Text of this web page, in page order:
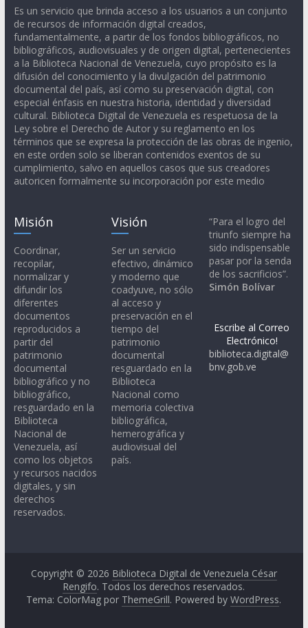
Es un servicio que brinda acceso a los usuarios a un conjunto
de recursos de información digital creados,
fundamentalmente, a partir de los fondos bibliográficos, no
bibliográficos, audiovisuales y de origen digital, pertenecientes
a la Biblioteca Nacional de Venezuela, cuyo propósito es la
difusión del conocimiento y la divulgación del patrimonio
documental del país, así como su preservación digital, con
especial énfasis en nuestra historia, identidad y diversidad
cultural. Biblioteca Digital de Venezuela es respetuosa de la
Ley sobre el Derecho de Autor y su reglamento en los
términos que se expresa la protección de las obras de ingenio,
en este orden solo se liberan contenidos exentos de su
cumplimiento, salvo en aquellos casos que sus creadores
autoricen formalmente su incorporación por este medio
Misión
Coordinar,
recopilar,
normalizar y
difundir los
diferentes
documentos
reproducidos a
partir del
patrimonio
documental
bibliográfico y no
bibliográfico,
resguardado en la
Biblioteca
Nacional de
Venezuela, así
como los objetos
y recursos nacidos
digitales, y sin
derechos
reservados.
Visión
Ser un servicio
efectivo, dinámico
y moderno que
coadyuve, no sólo
al acceso y
preservación en el
tiempo del
patrimonio
documental
resguardado en la
Biblioteca
Nacional como
memoria colectiva
bibliográfica,
hemerográfica y
audiovisual del
país.
“Para el logro del
triunfo siempre ha
sido indispensable
pasar por la senda
de los sacrificios”.
Simón Bolívar
Escribe al Correo
Electrónico!
biblioteca.digital@
bnv.gob.ve
Copyright © 2026 Biblioteca Digital de Venezuela César
Rengifo. Todos los derechos reservados.
Tema: ColorMag por ThemeGrill. Powered byWordPress.